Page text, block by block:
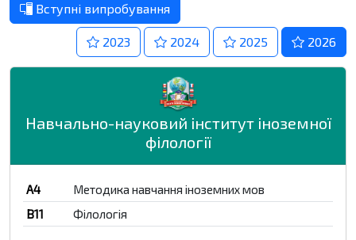
Вступні випробування
2023 2024 2025 2026
Навчально-науковий інститут іноземної
філології
A4
Методика навчання іноземних мов
B11
Філологія